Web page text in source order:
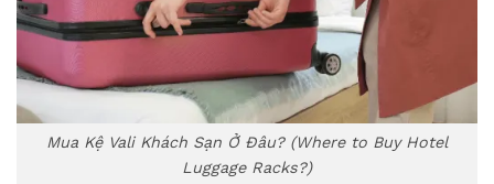
Mua Kệ Vali Khách Sạn Ở Đâu? (Where to Buy Hotel
Luggage Racks?)